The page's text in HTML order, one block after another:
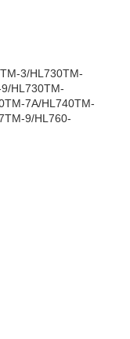
3/HL730TM-
HL730TM-
7A/HL740TM-
9/HL760-